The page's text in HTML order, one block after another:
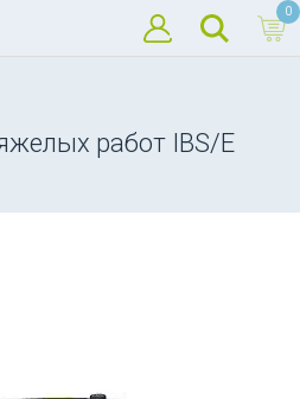
0
работ IBS/E